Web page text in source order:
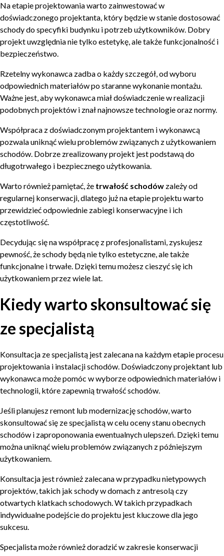
Na etapie projektowania warto zainwestować w
doświadczonego projektanta, który będzie w stanie dostosować
schody do specyfiki budynku i potrzeb użytkowników. Dobry
projekt uwzględnia nie tylko estetykę, ale także funkcjonalność i
bezpieczeństwo.
Rzetelny wykonawca zadba o każdy szczegół, od wyboru
odpowiednich materiałów po staranne wykonanie montażu.
Ważne jest, aby wykonawca miał doświadczenie w realizacji
podobnych projektów i znał najnowsze technologie oraz normy.
Współpraca z doświadczonym projektantem i wykonawcą
pozwala uniknąć wielu problemów związanych z użytkowaniem
schodów. Dobrze zrealizowany projekt jest podstawą do
długotrwałego i bezpiecznego użytkowania.
Warto również pamiętać, że trwałość schodów zależy od
regularnej konserwacji, dlatego już na etapie projektu warto
przewidzieć odpowiednie zabiegi konserwacyjne i ich
częstotliwość.
Decydując się na współpracę z profesjonalistami, zyskujesz
pewność, że schody będą nie tylko estetyczne, ale także
funkcjonalne i trwałe. Dzięki temu możesz cieszyć się ich
użytkowaniem przez wiele lat.
Kiedy warto skonsultować się
ze specjalistą
Konsultacja ze specjalistą jest zalecana na każdym etapie procesu
projektowania i instalacji schodów. Doświadczony projektant lub
wykonawca może pomóc w wyborze odpowiednich materiałów i
technologii, które zapewnią trwałość schodów.
Jeśli planujesz remont lub modernizację schodów, warto
skonsultować się ze specjalistą w celu oceny stanu obecnych
schodów i zaproponowania ewentualnych ulepszeń. Dzięki temu
można uniknąć wielu problemów związanych z późniejszym
użytkowaniem.
Konsultacja jest również zalecana w przypadku nietypowych
projektów, takich jak schody w domach z antresolą czy
otwartych klatkach schodowych. W takich przypadkach
indywidualne podejście do projektu jest kluczowe dla jego
sukcesu.
Specjalista może również doradzić w zakresie konserwacji